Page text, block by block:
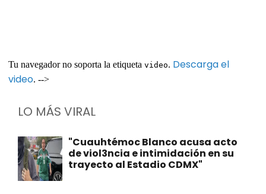
Tu navegador no soporta la etiqueta video. Descarga el
video. -->
LO MÁS VIRAL
"Cuauhtémoc Blanco acusa acto
de viol3ncia e intimidación en su
trayecto al Estadio CDMX"